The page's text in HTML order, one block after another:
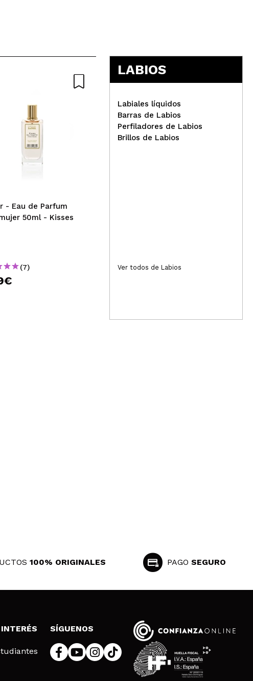
- Eau de Parfum
50ml - Kisses
(7) (6)
LABIOS
Labiales líquidos
Barras de Labios
Perfiladores de Labios
Brillos de Labios
Ver todos de Labios
100% ORIGINALES PAGO SEGURO
SÍGUENOS